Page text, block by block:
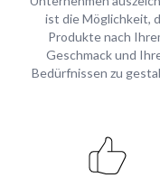
ist die Möglichkeit,
Produkte nach
Geschmack und
Bedürfnissen zu